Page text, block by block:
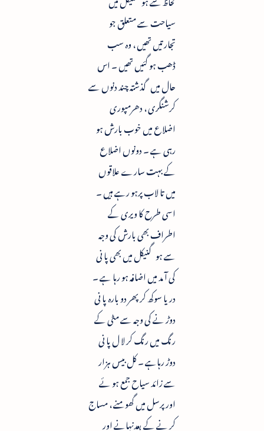
سیاحت سے متعلق جو
تجارتیں تھیں ، وہ سب
ڈھب ہو گئیں تھیں ۔ اس
حال میں گذشتہ چند دنوں سے
کرشنگری ، دھرمپوری
اضلاع میں خوب بارش ہو
رہی ہے ۔ دونوں اضلاع
کے بہت سارے علاقوں
میں تا لاب پرہو رہے ہیں ۔
اسی طرح کا ویری کے
اطراف بھی بارش کی وجہ
سے ہو گنیکل میں بھی پا نی
کی آ مد میں اضافہ ہو رہا ہے ۔
دریا سوکھ کر پھر دو بارہ پا نی
دوڑ نے کی وجہ سے مٹی کے
رنگ میں رنگ کر لا ل پا نی
دوڑ رہاہے ۔ کل بیس ہزار
سے زائد سیاح جمع ہو ئے
اور پرسل میں گھومنے ، مساج
کر نے کے بعدنہانے اور